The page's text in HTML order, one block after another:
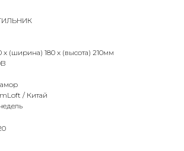
х (ширина) 180 х (высота) 210мм
/ Китай